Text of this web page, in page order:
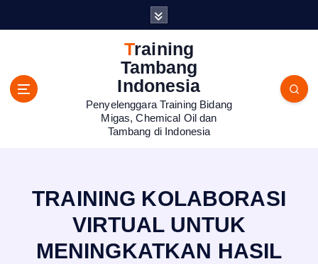
Training
Tambang
Indonesia
Penyelenggara Training Bidang
Migas, Chemical Oil dan
Tambang di Indonesia
TRAINING KOLABORASI
VIRTUAL UNTUK
MENINGKATKAN HASIL